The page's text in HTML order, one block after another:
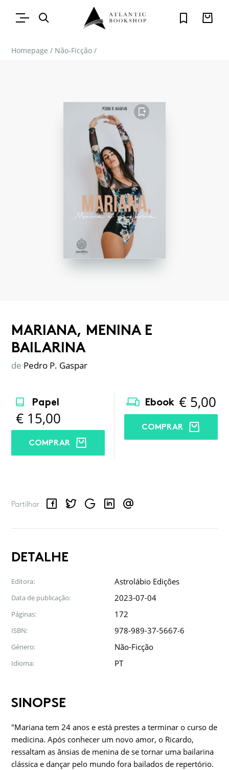
Homepage / Não-Ficção /
FAVORITO
MARIANA, MENINA E
BAILARINA
de Pedro P. Gaspar
Papel
€ 15,00
COMPRAR
Ebook € 5,00
COMPRAR
Partilhar
FacebookTwitterGoogle LinkedInEmail
DETALHE
Editora: Astrolábio Edições
Data de publicação: 2023-07-04
Páginas: 172
ISBN: 978-989-37-5667-6
Género: Não-Ficção
Idioma: PT
SINOPSE
"Mariana tem 24 anos e está prestes a terminar o curso de
me­dicina. Após conhecer um novo amor, o Ricardo,
ressaltam as ânsias de menina de se tornar uma bailarina
clássica e dançar pelo mundo fora bailados de repertório.